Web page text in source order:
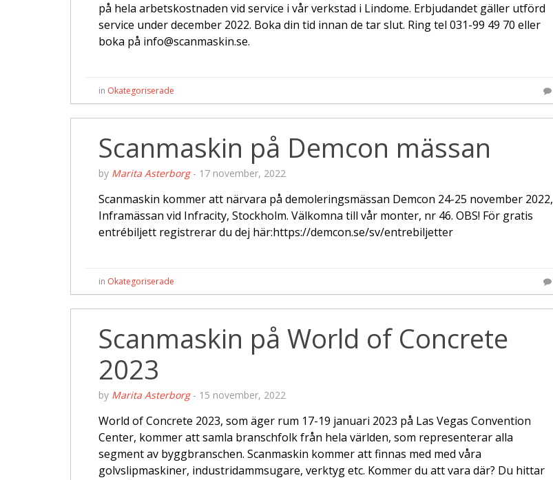
på hela arbetskostnaden vid service i vår verkstad i Lindome. Erbjudandet gäller utförd
service under december 2022. Boka din tid innan de tar slut. Ring tel 031-99 49 70 eller
boka på info@scanmaskin.se.
in Okategoriserade
Scanmaskin på Demcon mässan
by Marita Asterborg- 17 november, 2022
Scanmaskin kommer att närvara på demoleringsmässan Demcon 24-25 november 2022,
Inframässan vid Infracity, Stockholm. Välkomna till vår monter, nr 46. OBS! För gratis
entrébiljett registrerar du dej här:https://demcon.se/sv/entrebiljetter
in Okategoriserade
Scanmaskin på World of Concrete
2023
by Marita Asterborg- 15 november, 2022
World of Concrete 2023, som äger rum 17-19 januari 2023 på Las Vegas Convention
Center, kommer att samla branschfolk från hela världen, som representerar alla
segment av byggbranschen. Scanmaskin kommer att finnas med med våra
golvslipmaskiner, industridammsugare, verktyg etc. Kommer du att vara där? Du hittar